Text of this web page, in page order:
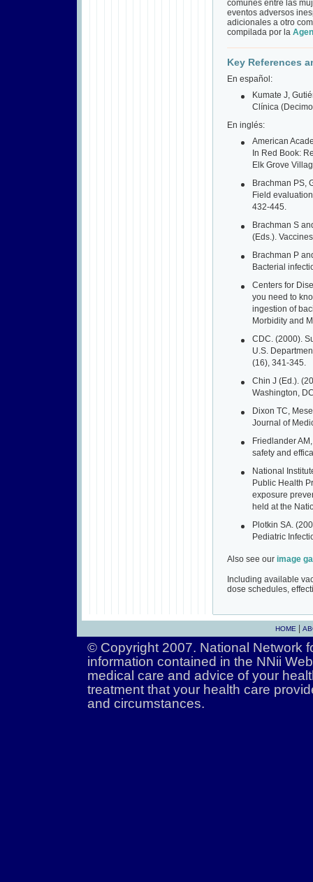
comunes entre las
eventos adversos
adicionales a otro
compilada por la
Key References
En español:
Kumate J,
Clínica
En inglés:
American
In Red Book:
Elk Grove
Brachman PS,
Field
432-445.
Brachman S
(Eds.).
Brachman P
Bacterial
Centers for
you need to
ingestion of
Morbidity and
CDC. (2000).
U.S.
(16), 341-345.
Chin J (Ed.).
Washington,
Dixon TC,
Journal of
Friedlander
safety and
National
Public Health
exposure
held at the
Plotkin SA.
Pediatric
Also see our image
Including available
dose schedules,
HOME|
© Copyright 2007. National Network
information contained in the NNii
medical care and advice of your
treatment that your health care
and circumstances.